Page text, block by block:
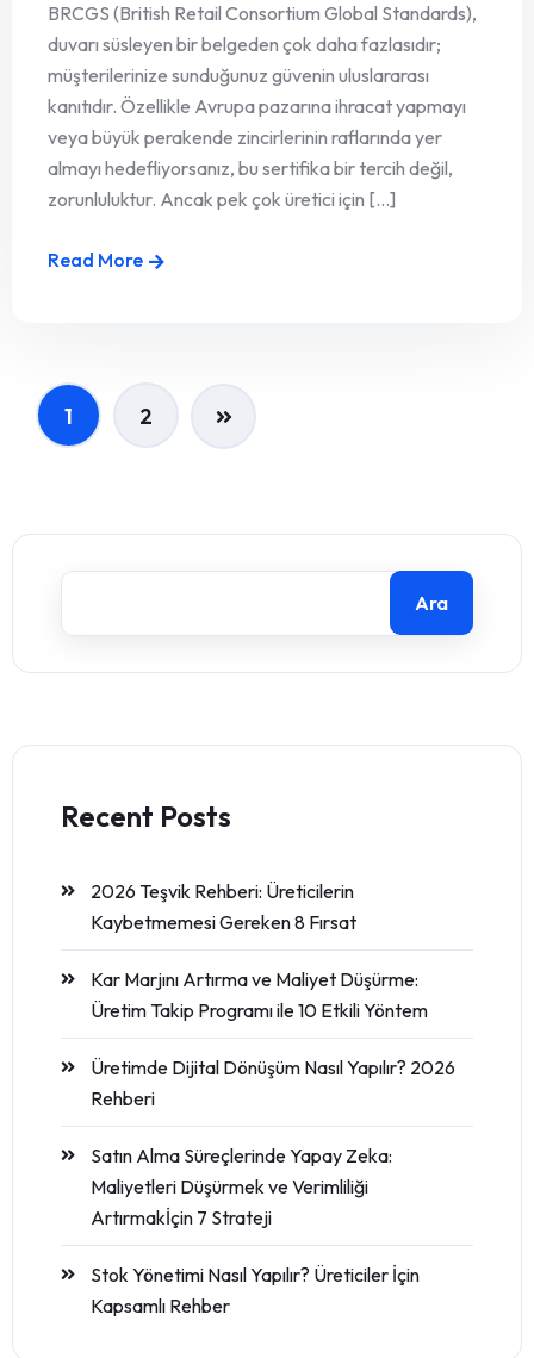
BRCGS (British Retail Consortium Global Standards),
duvarı süsleyen bir belgeden çok daha fazlasıdır;
müşterilerinize sunduğunuz güvenin uluslararası
kanıtıdır. Özellikle Avrupa pazarına ihracat yapmayı
veya büyük perakende zincirlerinin raflarında yer
almayı hedefliyorsanız, bu sertifika bir tercih değil,
zorunluluktur. Ancak pek çok üretici için [...]
Read More
1 2
Ara
Recent Posts
2026 Teşvik Rehberi: Üreticilerin
Kaybetmemesi Gereken 8 Fırsat
Kar Marjını Artırma ve Maliyet Düşürme:
Üretim Takip Programı ile 10 Etkili Yöntem
Üretimde Dijital Dönüşüm Nasıl Yapılır? 2026
Rehberi
Satın Alma Süreçlerinde Yapay Zeka:
Maliyetleri Düşürmek ve Verimliliği
Artırmakİçin 7 Strateji
Stok Yönetimi Nasıl Yapılır? Üreticiler İçin
Kapsamlı Rehber